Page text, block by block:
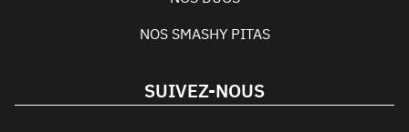
NOS SMASHY PITAS
SUIVEZ-NOUS